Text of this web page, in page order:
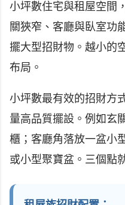
小坪數住宅與租屋空間
關狹窄、客廳與臥室功
擺大型招財物。越小的
布局。
小坪數最有效的招財方
量高品質擺設。例如玄
櫃；客廳角落放一盆小
或小型聚寶盆。三個點